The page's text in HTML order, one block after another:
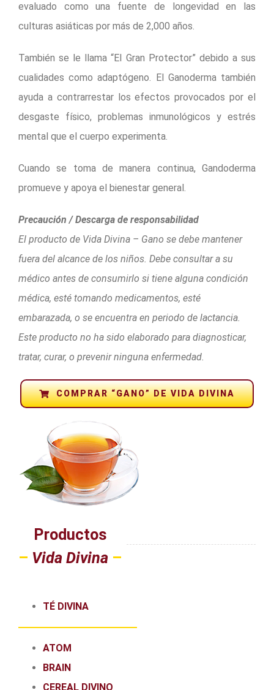
evaluado como una fuente de longevidad en las
culturas asiáticas por más de 2,000 años.
También se le llama “El Gran Protector” debido a sus
cualidades como adaptógeno. El Ganoderma también
ayuda a contrarrestar los efectos provocados por el
desgaste físico, problemas inmunológicos y estrés
mental que el cuerpo experimenta.
Cuando se toma de manera continua, Gandoderma
promueve y apoya el bienestar general.
Precaución / Descarga de responsabilidad
El producto de Vida Divina – Gano se debe mantener
fuera del alcance de los niños. Debe consultar a su
médico antes de consumirlo si tiene alguna condición
médica, esté tomando medicamentos, esté
embarazada, o se encuentra en periodo de lactancia.
Este producto no ha sido elaborado para diagnosticar,
tratar, curar, o prevenir ninguna enfermedad.
COMPRAR “GANO” DE VIDA DIVINA
Productos
– Vida Divina –
TÉ DIVINA
ATOM
BRAIN
CEREAL DIVINO